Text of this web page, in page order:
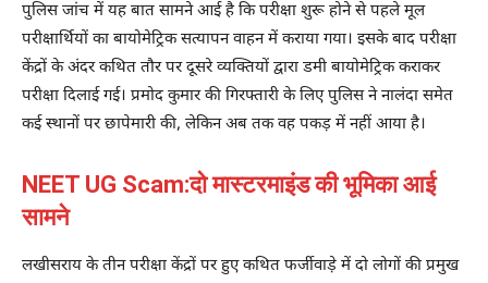
पुलिस जांच में यह बात सामने आई है कि परीक्षा शुरू होने से पहले मूल
परीक्षार्थियों का बायोमेट्रिक सत्यापन वाहन में कराया गया। इसके बाद परीक्षा
केंद्रों के अंदर कथित तौर पर दूसरे व्यक्तियों द्वारा डमी बायोमेट्रिक कराकर
परीक्षा दिलाई गई। प्रमोद कुमार की गिरफ्तारी के लिए पुलिस ने नालंदा समेत
कई स्थानों पर छापेमारी की, लेकिन अब तक वह पकड़ में नहीं आया है।
NEET UG Scam:दो मास्टरमाइंड की भूमिका आई
सामने
लखीसराय के तीन परीक्षा केंद्रों पर हुए कथित फर्जीवाड़े में दो लोगों की प्रमुख